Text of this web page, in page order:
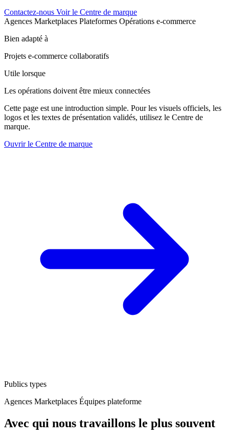
Contactez-nous Voir le Centre de marque
Agences Marketplaces Plateformes Opérations e-commerce
Bien adapté à
Projets e-commerce collaboratifs
Utile lorsque
Les opérations doivent être mieux connectées
Cette page est une introduction simple. Pour les visuels officiels, les
logos et les textes de présentation validés, utilisez le Centre de
marque.
Ouvrir le Centre de marque
Publics types
Agences Marketplaces Équipes plateforme
Avec qui nous travaillons le plus souvent